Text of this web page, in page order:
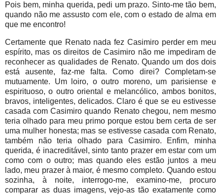
Pois bem, minha querida, pedi um prazo. Sinto-me tão bem,
quando não me assusto com ele, com o estado de alma em
que me encontro!
Certamente que Renato nada fez Casimiro perder em meu
espírito, mas os direitos de Casimiro não me impediram de
reconhecer as qualidades de Renato. Quando um dos dois
está ausente, faz-me falta. Como direi? Completam-se
mutuamente. Um loiro, o outro moreno, um parisiense e
espirituoso, o outro oriental e melancólico, ambos bonitos,
bravos, inteligentes, delicados. Claro é que se eu estivesse
casada com Casimiro quando Renato chegou, nem mesmo
teria olhado para meu primo porque estou bem certa de ser
uma mulher honesta; mas se estivesse casada com Renato,
também não teria olhado para Casimiro. Enfim, minha
querida, é inacreditável, sinto tanto prazer em estar com um
como com o outro; mas quando eles estão juntos a meu
lado, meu prazer à maior, é mesmo completo. Quando estou
sozinha, à noite, interrogo-me, examino-me, procuro
comparar as duas imagens, vejo-as tão exatamente como